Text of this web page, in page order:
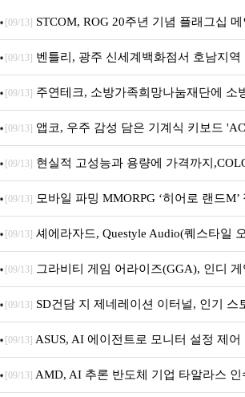
[09/13] STCOM, ROG 20주년 기념 플래그십
Crosshair X870E EDITION 20 국내 출시 예정
[09/13] 벤틀리, 광주 신세계백화점서 호남지역
픈
[09/13] 주연테크, 소방가족희망나눔재단에 소
니터·스마트 펫 침대 기부
[09/13] 앱코, 우주 감성 담은 기계식 키보드
브랜드데이 기획전 진행
[09/13] 현실적 고성능과 용량에 가격까지
M.2 NVMe 디앤디컴 1TB
[09/13] 모바일 파밍 MMORPG ‘히어로 랜드
[09/13] 셰에라자드, Questyle Audio(퀘스타일
내 정식 출시
[09/13] 그라비티 게임 어라이즈(GGA), 인디 게
던전 13’ 참가!
[09/13] SD건담 지 제네레이션 이터널, 인기 스
아의 용사’ 재개최 및 풍성한 기념 이벤트 실
[09/13] ASUS, AI 에이전트로 모니터 설정 제어
[09/13] AMD, AI 추론 반도체 기업 타알라스 인